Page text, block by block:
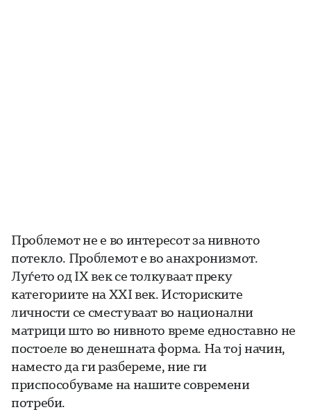
Проблемот не е во интересот за нивното
потекло. Проблемот е во анахронизмот.
Луѓето од IX век се толкуваат преку
категориите на XXI век. Историските
личности се сместуваат во национални
матрици што во нивното време едноставно не
постоеле во денешната форма. На тој начин,
наместо да ги разбереме, ние ги
приспособуваме на нашите современи
потреби.